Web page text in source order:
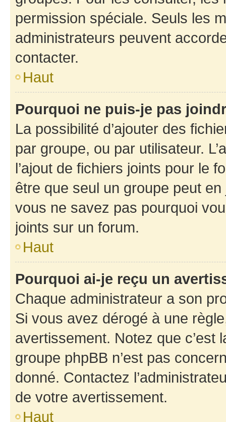
permission spéciale. Seuls les
administrateurs peuvent
contacter.
Haut
Pourquoi ne puis-je pas
La possibilité d’ajouter des
par groupe, ou par utilisateur.
l’ajout de fichiers joints pour le
être que seul un groupe peut
vous ne savez pas pourquoi
joints sur un forum.
Haut
Pourquoi ai-je reçu un
Chaque administrateur a son
Si vous avez dérogé à une
avertissement. Notez que c’est
groupe phpBB n’est pas
donné. Contactez
de votre avertissement.
Haut